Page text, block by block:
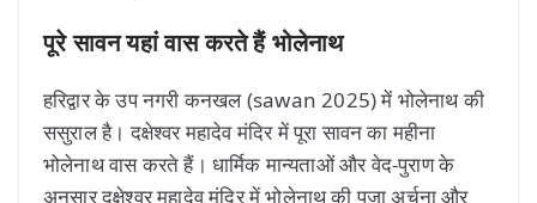
पूरे सावन यहां वास करते हैं भोलेनाथ
हरिद्वार के उप नगरी कनखल (sawan 2025) में भोलेनाथ की
ससुराल है। दक्षेश्वर महादेव मंदिर में पूरा सावन का महीना
भोलेनाथ वास करते हैं। धार्मिक मान्यताओं और वेद-पुराण के
अनुसार दक्षेश्वर महादेव मंदिर में भोलेनाथ की पूजा अर्चना और